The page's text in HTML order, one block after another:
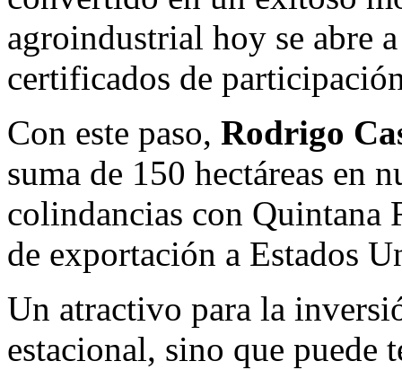
agroindustrial hoy se abre
certificados de
Con este paso, Rodrigo
suma de 150 hectáreas en
colindancias con Quintana
de exportación a Estados
Un atractivo para la
estacional, sino que puede